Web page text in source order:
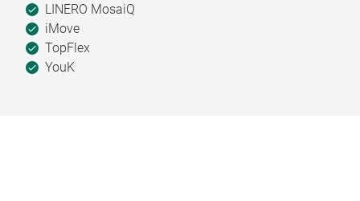
LINERO MosaiQ
iMove
TopFlex
YouK